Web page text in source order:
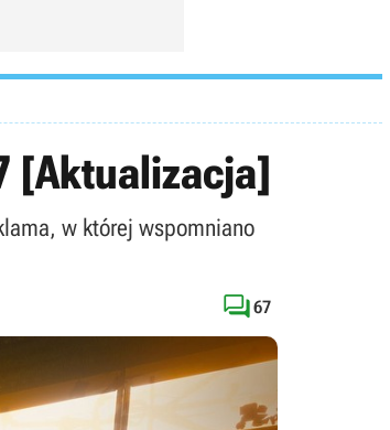
[Aktualizacja]
w której wspomniano
67